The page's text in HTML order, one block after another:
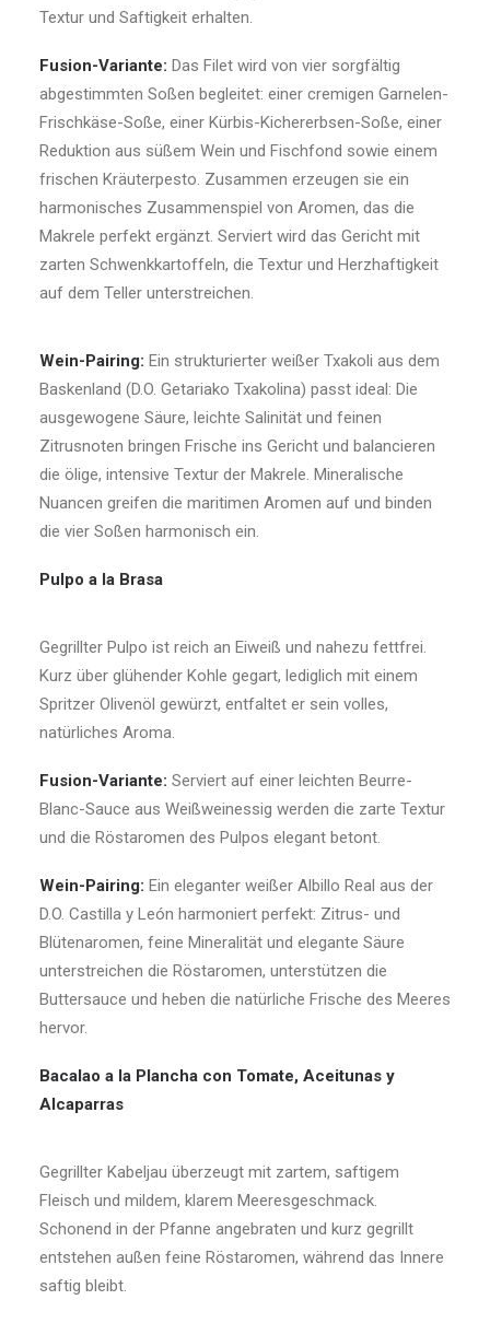
Textur und Saftigkeit erhalten.
Fusion-Variante: Das Filet wird von vier sorgfältig
abgestimmten Soßen begleitet: einer cremigen Garnelen-
Frischkäse-Soße, einer Kürbis-Kichererbsen-Soße, einer
Reduktion aus süßem Wein und Fischfond sowie einem
frischen Kräuterpesto. Zusammen erzeugen sie ein
harmonisches Zusammenspiel von Aromen, das die
Makrele perfekt ergänzt. Serviert wird das Gericht mit
zarten Schwenkkartoffeln, die Textur und Herzhaftigkeit
auf dem Teller unterstreichen.
Wein-Pairing: Ein strukturierter weißer Txakoli aus dem
Baskenland (D.O. Getariako Txakolina) passt ideal: Die
ausgewogene Säure, leichte Salinität und feinen
Zitrusnoten bringen Frische ins Gericht und balancieren
die ölige, intensive Textur der Makrele. Mineralische
Nuancen greifen die maritimen Aromen auf und binden
die vier Soßen harmonisch ein.
Pulpo a la Brasa
Gegrillter Pulpo ist reich an Eiweiß und nahezu fettfrei.
Kurz über glühender Kohle gegart, lediglich mit einem
Spritzer Olivenöl gewürzt, entfaltet er sein volles,
natürliches Aroma.
Fusion-Variante: Serviert auf einer leichten Beurre-
Blanc-Sauce aus Weißweinessig werden die zarte Textur
und die Röstaromen des Pulpos elegant betont.
Wein-Pairing: Ein eleganter weißer Albillo Real aus der
D.O. Castilla y León harmoniert perfekt: Zitrus- und
Blütenaromen, feine Mineralität und elegante Säure
unterstreichen die Röstaromen, unterstützen die
Buttersauce und heben die natürliche Frische des Meeres
hervor.
Bacalao a la Plancha con Tomate, Aceitunas y
Alcaparras
Gegrillter Kabeljau überzeugt mit zartem, saftigem
Fleisch und mildem, klarem Meeresgeschmack.
Schonend in der Pfanne angebraten und kurz gegrillt
entstehen außen feine Röstaromen, während das Innere
saftig bleibt.